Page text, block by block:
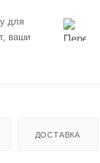
для
ваши
ДОСТАВКА